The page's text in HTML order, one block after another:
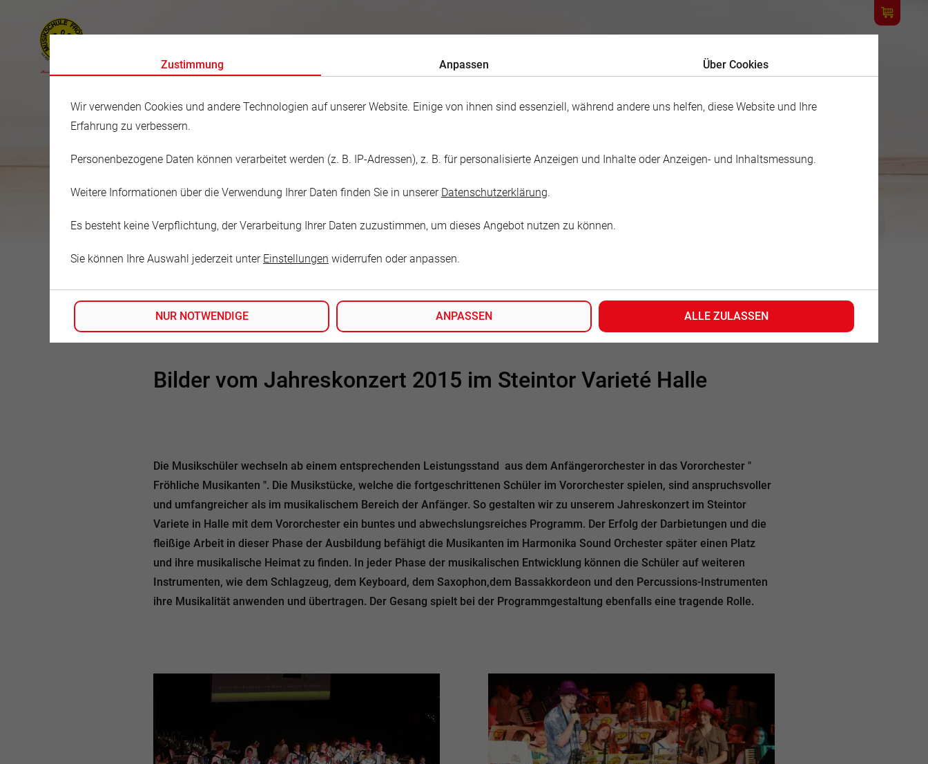
Musikschule Fröhlich
Anett Schmidt
Am Schachtberg 5a
Deutschland
Tel.: 0178-1690014
Bilder vom Jahreskonzert 2015 im Steintor Varieté Halle
Die Musikschüler wechseln ab einem entsprechenden Leistungsstand aus dem Anfängerorchester in das Vororchester "
Fröhliche Musikanten ". Die Musikstücke, welche die fortgeschrittenen Schüler im Vororchester spielen, sind anspruchsvoller
und umfangreicher als im musikalischem Bereich der Anfänger. So gestalten wir zu unserem Jahreskonzert im Steintor
Variete in Halle mit dem Vororchester ein buntes und abwechslungsreiches Programm. Der Erfolg der Darbietungen und die
fleißige Arbeit in dieser Phase der Ausbildung befähigt die Musikanten im Harmonika Sound Orchester später einen Platz
und ihre musikalische Heimat zu finden. In jeder Phase der musikalischen Entwicklung können die Schüler auf weiteren
Instrumenten, wie dem Schlagzeug, dem Keyboard, dem Saxophon,dem Bassakkordeon und den Percussions-Instrumenten
ihre Musikalität anwenden und übertragen. Der Gesang spielt bei der Programmgestaltung ebenfalls eine tragende Rolle.
Zustimmung Anpassen Über Cookies
Wir verwenden Cookies und andere Technologien auf unserer Website. Einige von ihnen sind essenziell, während andere uns helfen, diese Website und Ihre
Erfahrung zu verbessern.
Personenbezogene Daten können verarbeitet werden (z. B. IP-Adressen), z. B. für personalisierte Anzeigen und Inhalte oder Anzeigen- und Inhaltsmessung.
Weitere Informationen über die Verwendung Ihrer Daten finden Sie in unserer Datenschutzerklärung.
Es besteht keine Verpflichtung, der Verarbeitung Ihrer Daten zuzustimmen, um dieses Angebot nutzen zu können.
Sie können Ihre Auswahl jederzeit unter Einstellungen widerrufen oder anpassen.
NUR NOTWENDIGE ANPASSEN ALLE ZULASSEN